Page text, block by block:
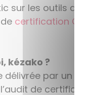
sur les outils de
certification
kézako ?
délivrée par un
de